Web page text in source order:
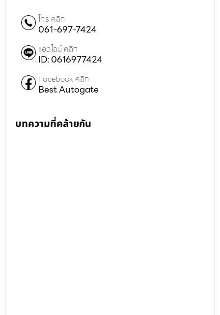
โทร คลิก
061-697-7424
แอดไลน์ คลิก
ID: 0616977424
Facebook คลิก
Best Autogate
บทความที่คล้ายกัน